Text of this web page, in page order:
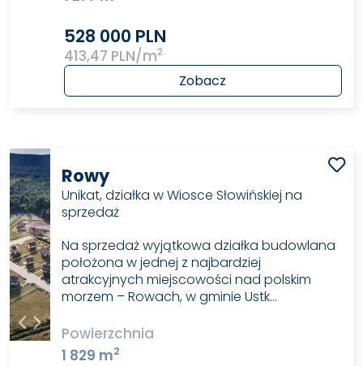
528 000 PLN
413,47 PLN/m2
Zobacz
Rowy
Unikat, działka w Wiosce Słowińskiej na
sprzedaż
Na sprzedaż wyjątkowa działka budowlana
położona w jednej z najbardziej
atrakcyjnych miejscowości nad polskim
morzem – Rowach, w gminie Ustk…
Powierzchnia
1 829 m2